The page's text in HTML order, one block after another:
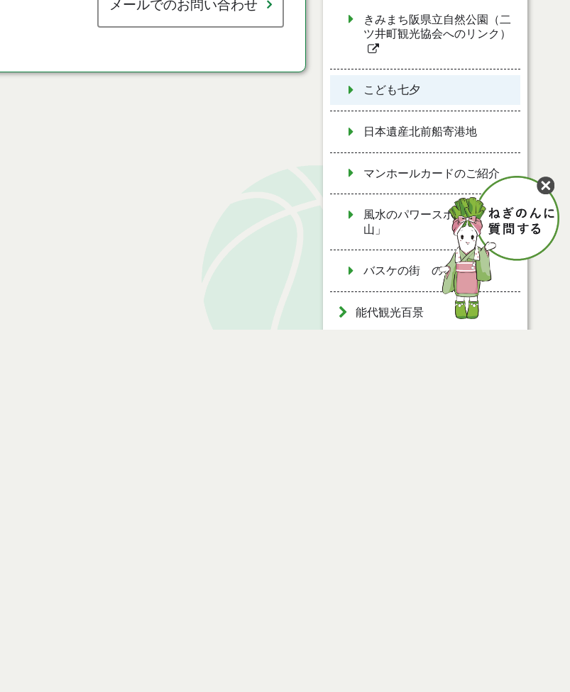
メールでのお問い合わせ
きみまち阪県立自然公園（二
ツ井町観光協会へのリンク）
こども七夕
日本遺産北前船寄港地
マンホールカードのご紹介
風水のパワースポット「七座
山」
バスケの街 のしろ
能代観光百景